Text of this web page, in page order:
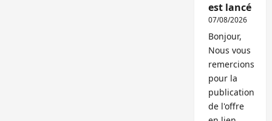
est lancé
07/08/2026
Bonjour,
Nous vous
remercions
pour la
publication
de l'offre